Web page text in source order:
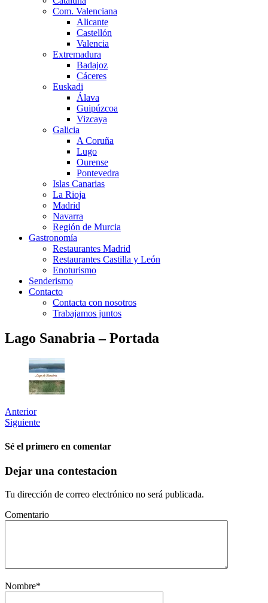
Com. Valenciana
Alicante
Castellón
Valencia
Extremadura
Badajoz
Cáceres
Euskadi
Álava
Guipúzcoa
Vizcaya
Galicia
A Coruña
Lugo
Ourense
Pontevedra
Islas Canarias
La Rioja
Madrid
Navarra
Región de Murcia
Gastronomía
Restaurantes Madrid
Restaurantes Castilla y León
Enoturismo
Senderismo
Contacto
Contacta con nosotros
Trabajamos juntos
Lago Sanabria – Portada
Anterior
Siguiente
Sé el primero en comentar
Dejar una contestacion
Tu dirección de correo electrónico no será publicada.
Comentario
Nombre*